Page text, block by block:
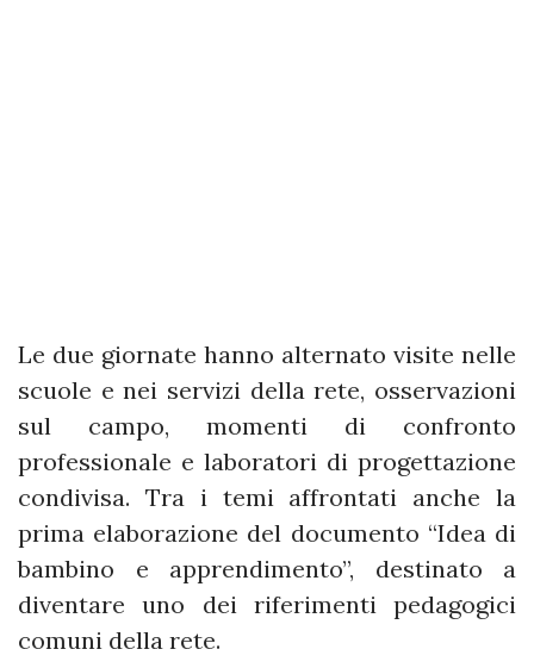
Le due giornate hanno alternato visite nelle
scuole e nei servizi della rete, osservazioni
sul campo, momenti di confronto
professionale e laboratori di progettazione
condivisa. Tra i temi affrontati anche la
prima elaborazione del documento “Idea di
bambino e apprendimento”, destinato a
diventare uno dei riferimenti pedagogici
comuni della rete.